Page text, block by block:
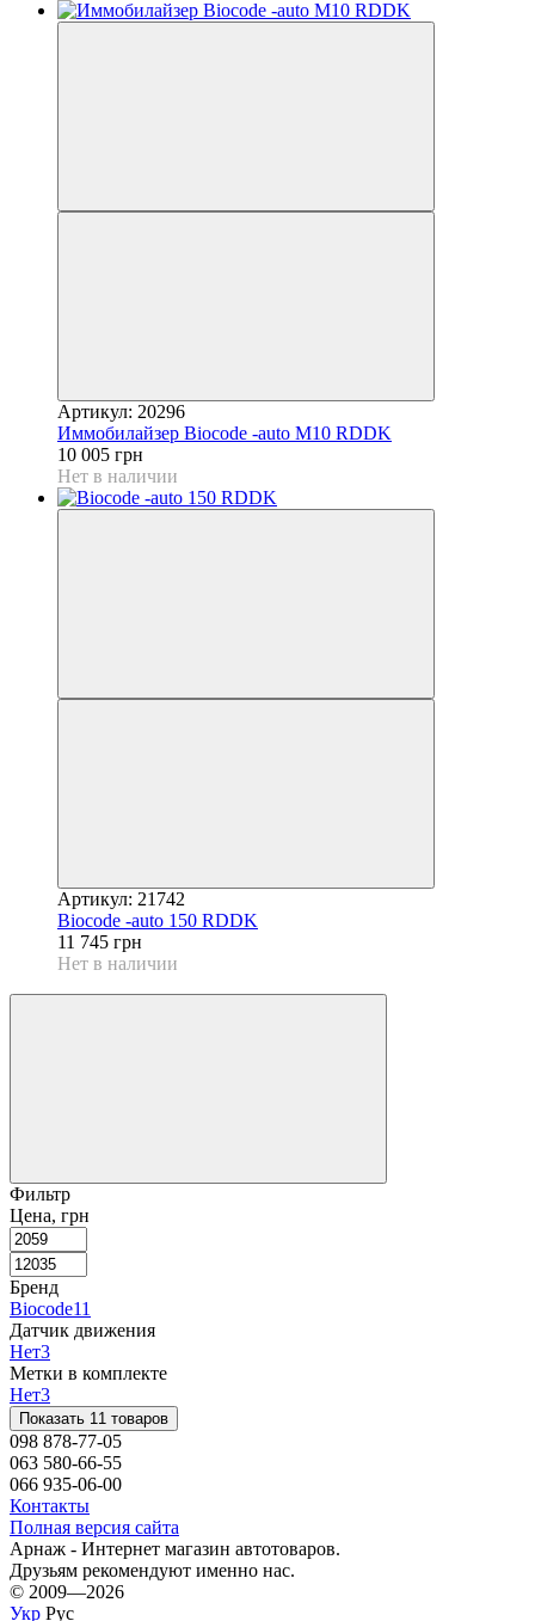
Артикул: 20296
Иммобилайзер Biocode -auto M10 RDDK
10 005 грн
Нет в наличии
Артикул: 21742
Biocode -auto 150 RDDK
11 745 грн
Нет в наличии
Фильтр
Цена, грн
Бренд
Biocode11
Датчик движения
Нет3
Метки в комплекте
Нет3
Показать 11 товаров
098 878-77-05
063 580-66-55
066 935-06-00
Контакты
Полная версия сайта
Арнаж - Интернет магазин автотоваров.
Друзьям рекомендуют именно нас.
© 2009—2026
Укр Рус